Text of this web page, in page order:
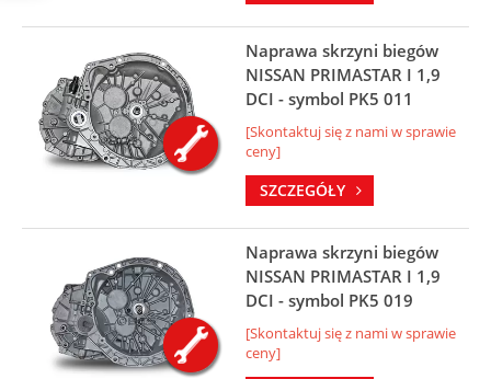
Naprawa skrzyni biegów
NISSAN PRIMASTAR I 1,9
DCI - symbol PK5 011
[Skontaktuj się z nami w sprawie
ceny]
SZCZEGÓŁY
Naprawa skrzyni biegów
NISSAN PRIMASTAR I 1,9
DCI - symbol PK5 019
[Skontaktuj się z nami w sprawie
ceny]